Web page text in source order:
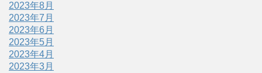
2023年8月
2023年7月
2023年6月
2023年5月
2023年4月
2023年3月